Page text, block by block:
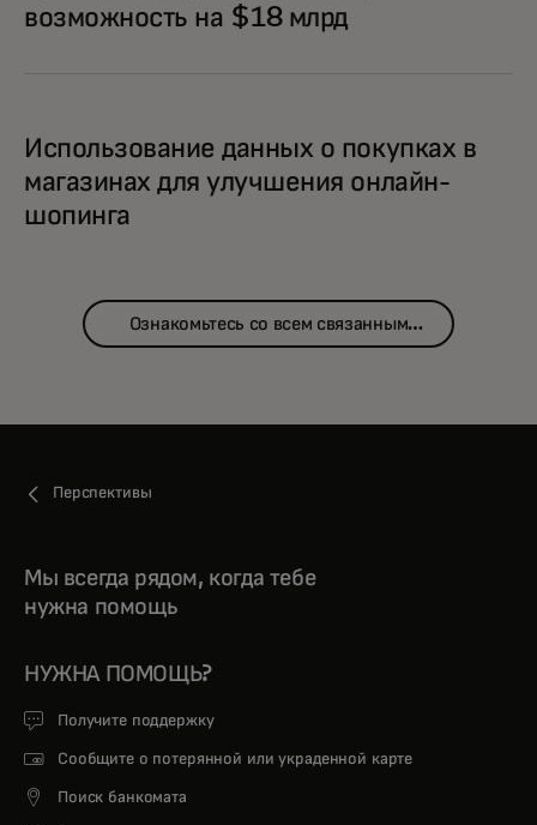
возможность на $18 млрд
Использование данных о покупках в
магазинах для улучшения онлайн-
шопинга
Ознакомьтесь со всем связанным
Перспективы
Мы всегда рядом, когда тебе
нужна помощь
НУЖНА ПОМОЩЬ?
Получите поддержку
Сообщите о потерянной или украденной карте
Поиск банкомата